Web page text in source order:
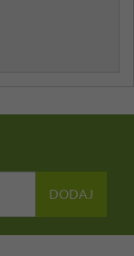
DODAJ